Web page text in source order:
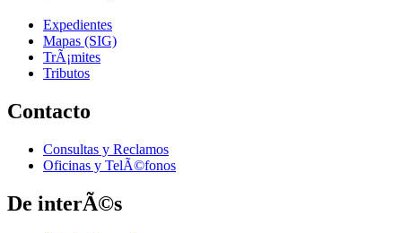
Expedientes
Mapas (SIG)
TrÃ¡mites
Tributos
Contacto
Consultas y Reclamos
Oficinas y TelÃ©fonos
De interÃ©s